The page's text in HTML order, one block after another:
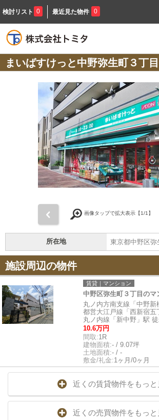
検討リスト 0 最近見た物件 0
まいばすけっと中野弥生町３丁
画像タップで拡大表示【1/1】
所在地 東京都中野区弥
施設周辺の物件
賃貸｜マンション
中野区弥生町３丁目のマ
丸ノ内方南支線「中野新
都営大江戸線「西新宿五
丸ノ内線「新中野」駅
10.6万円
間取:1R
建物面積:- / 9.07坪
土地面積:- / -
敷金/礼金:1ヶ月/0ヶ月
近くの賃貸物件をもっと
近くの売買物件をもっと